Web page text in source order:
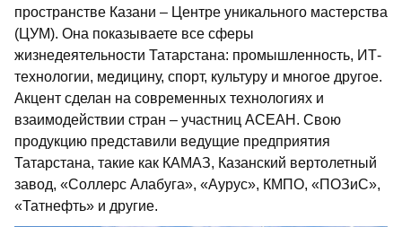
пространстве Казани – Центре уникального мастерства
(ЦУМ). Она показываете все сферы
жизнедеятельности Татарстана: промышленность, ИТ-
технологии, медицину, спорт, культуру и многое другое.
Акцент сделан на современных технологиях и
взаимодействии стран – участниц АСЕАН. Свою
продукцию представили ведущие предприятия
Татарстана, такие как КАМАЗ, Казанский вертолетный
завод, «Соллерс Алабуга», «Аурус», КМПО, «ПОЗиС»,
«Татнефть» и другие.​